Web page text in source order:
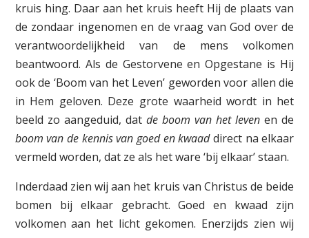
kruis hing. Daar aan het kruis heeft Hij de plaats van
de zondaar ingenomen en de vraag van God over de
verantwoordelijkheid van de mens volkomen
beantwoord. Als de Gestorvene en Opgestane is Hij
ook de ‘Boom van het Leven’ geworden voor allen die
in Hem geloven. Deze grote waarheid wordt in het
beeld zo aangeduid, dat de boom van het leven en de
boom van de kennis van goed en kwaaddirect na elkaar
vermeld worden, dat ze als het ware ‘bij elkaar’ staan.
Inderdaad zien wij aan het kruis van Christus de beide
bomen bij elkaar gebracht. Goed en kwaad zijn
volkomen aan het licht gekomen. Enerzijds zien wij